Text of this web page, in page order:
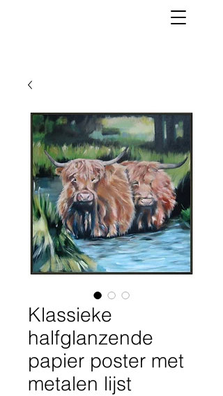
Klassieke
halfglanzende
papier poster met
metalen lijst